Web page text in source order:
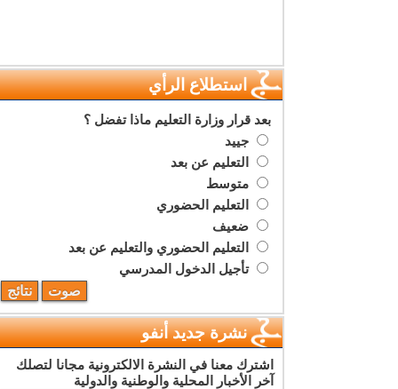
استطلاع الرأي
بعد قرار وزارة التعليم ماذا تفضل ؟
جييد
التعليم عن بعد
متوسط
التعليم الحضوري
ضعيف
التعليم الحضوري والتعليم عن بعد
تأجيل الدخول المدرسي
نشرة جديد أنفو
اشترك معنا في النشرة الالكترونية مجانا لتصلك
آخر الأخبار المحلية والوطنية والدولية